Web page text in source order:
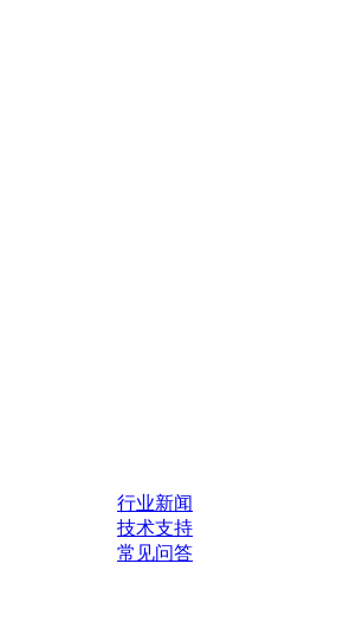
行业新闻
技术支持
常见问答